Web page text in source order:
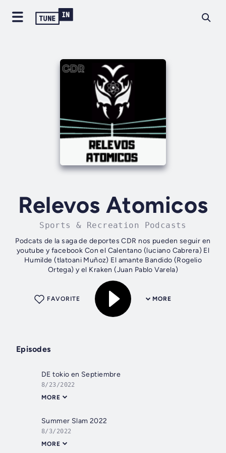
Relevos Atomicos
Sports & Recreation Podcasts
Podcats de la saga de deportes CDR nos pueden seguir en
youtube y facebook Con el Calentano (luciano Cabrera) El
Humilde (tlatoani Muñoz) El amante Bandido (Rogelio
Ortega) y el Kraken (Juan Pablo Varela)
MORE
FAVORITE
Episodes
DE tokio en Septiembre
8/23/2022
MORE
Summer Slam 2022
8/3/2022
MORE